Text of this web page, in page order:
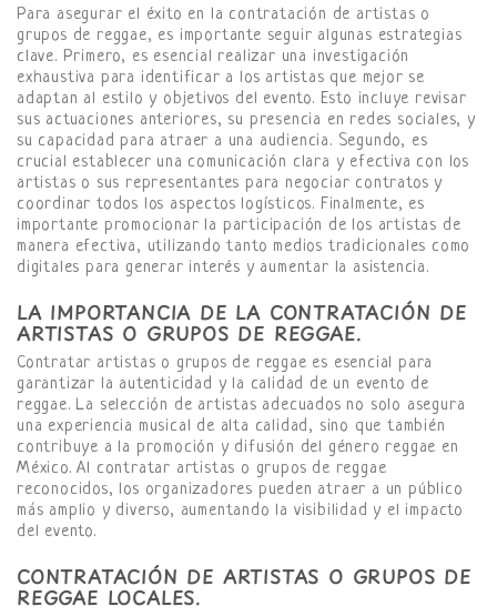
Para asegurar el éxito en la contratación de artistas o
grupos de reggae, es importante seguir algunas estrategias
clave. Primero, es esencial realizar una investigación
exhaustiva para identificar a los artistas que mejor se
adaptan al estilo y objetivos del evento. Esto incluye revisar
sus actuaciones anteriores, su presencia en redes sociales, y
su capacidad para atraer a una audiencia. Segundo, es
crucial establecer una comunicación clara y efectiva con los
artistas o sus representantes para negociar contratos y
coordinar todos los aspectos logísticos. Finalmente, es
importante promocionar la participación de los artistas de
manera efectiva, utilizando tanto medios tradicionales como
digitales para generar interés y aumentar la asistencia.
LA IMPORTANCIA DE LA CONTRATACIÓN DE
ARTISTAS O GRUPOS DE REGGAE.
Contratar artistas o grupos de reggae es esencial para
garantizar la autenticidad y la calidad de un evento de
reggae. La selección de artistas adecuados no solo asegura
una experiencia musical de alta calidad, sino que también
contribuye a la promoción y difusión del género reggae en
México. Al contratar artistas o grupos de reggae
reconocidos, los organizadores pueden atraer a un público
más amplio y diverso, aumentando la visibilidad y el impacto
del evento.
CONTRATACIÓN DE ARTISTAS O GRUPOS DE
REGGAE LOCALES.